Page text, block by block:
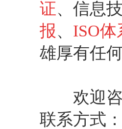
证、信息
报、 ISO
雄厚有任
欢迎
联系方式